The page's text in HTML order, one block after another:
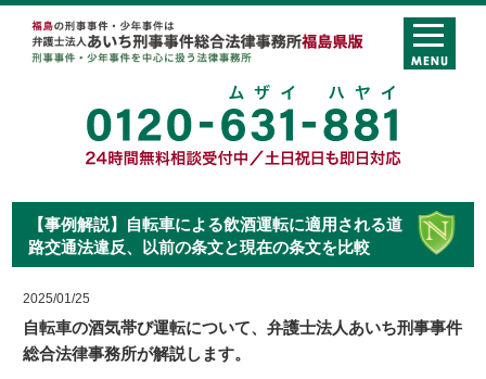
【事例解説】自転車による飲酒運転に適用される道
路交通法違反、以前の条文と現在の条文を比較
2025/01/25
自転車の酒気帯び運転について、弁護士法人あいち刑事事件
総合法律事務所が解説します。